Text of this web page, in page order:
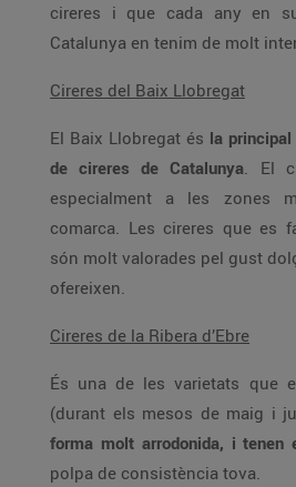
cireres i que cada any en
Catalunya en tenim de molt
Cireres del Baix Llobregat
El Baix Llobregat és la
de cireres de Catalunya. El
especialment a les zones
comarca. Les cireres que es
són molt valorades pel gust
ofereixen.
Cireres de la Ribera d’Ebre
És una de les varietats que
(durant els mesos de maig i
forma molt arrodonida, i tenen
polpa de consistència tova.